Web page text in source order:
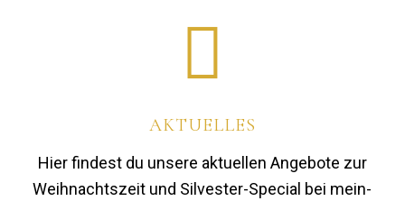
AKTUELLES
Hier findest du unsere aktuellen Angebote zur
Weihnachtszeit und Silvester-Special bei mein-